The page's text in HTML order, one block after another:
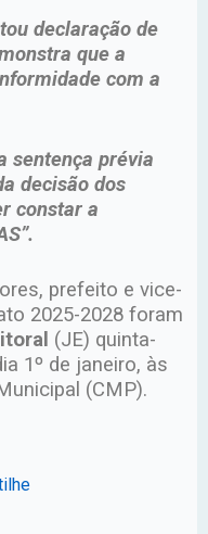
declaração de
que a
com a
sentença prévia
decisão dos
constar a
prefeito e vice-
2025-2028 foram
(JE) quinta-
1º de janeiro, às
(CMP).